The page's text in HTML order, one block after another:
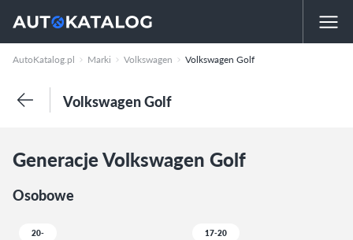
AutoKatalog.pl Marki Volkswagen Volkswagen Golf
Volkswagen Golf
Generacje Volkswagen Golf
Osobowe
20- 17-20